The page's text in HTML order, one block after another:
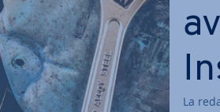
La